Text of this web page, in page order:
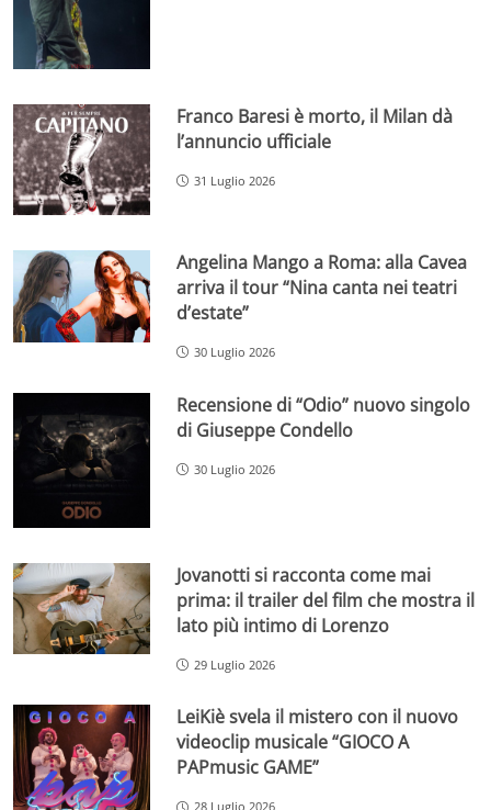
Franco Baresi è morto, il Milan dà
l’annuncio ufficiale
31 Luglio 2026
Angelina Mango a Roma: alla Cavea
arriva il tour “Nina canta nei teatri
d’estate”
30 Luglio 2026
Recensione di “Odio” nuovo singolo
di Giuseppe Condello
30 Luglio 2026
Jovanotti si racconta come mai
prima: il trailer del film che mostra il
lato più intimo di Lorenzo
29 Luglio 2026
LeiKiè svela il mistero con il nuovo
videoclip musicale “GIOCO A
PAPmusic GAME”
28 Luglio 2026